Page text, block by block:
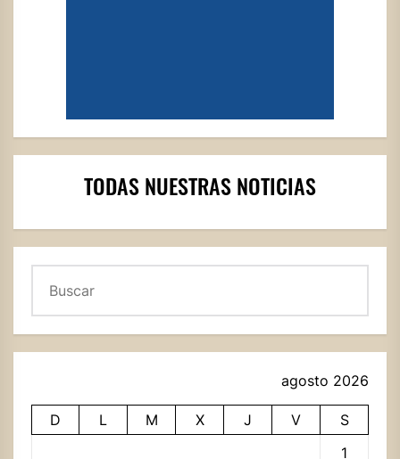
TODAS NUESTRAS NOTICIAS
agosto 2026
D L M X J V
S
1